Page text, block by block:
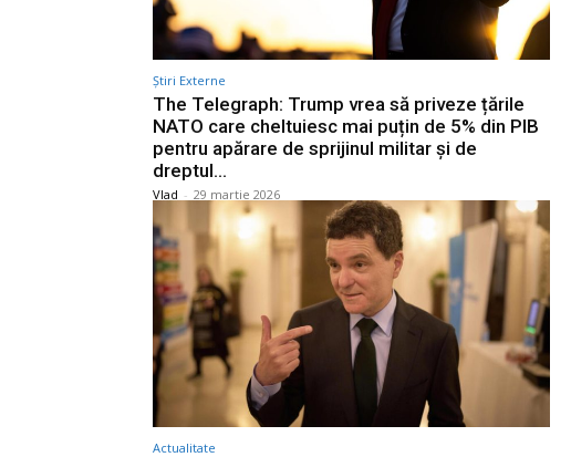
Știri Externe
The Telegraph: Trump vrea să priveze țările
NATO care cheltuiesc mai puțin de 5% din PIB
pentru apărare de sprijinul militar și de
dreptul...
Vlad - 29 martie 2026
Actualitate